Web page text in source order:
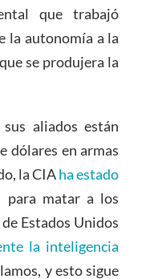
que trabajó
la autonomía a la
se produjera la
aliados están
dólares en armas
la CIAha estado
para matar a los
Estados Unidos
la inteligencia
y esto sigue